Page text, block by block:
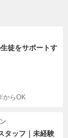
徒をサポートす
からOK
タッフ｜未経験